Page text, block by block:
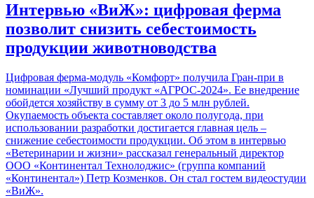
Интервью «ВиЖ»: цифровая ферма
позволит снизить себестоимость
продукции животноводства
Цифровая ферма-модуль «Комфорт» получила Гран-при в
номинации «Лучший продукт «АГРОС-2024». Ее внедрение
обойдется хозяйству в сумму от 3 до 5 млн рублей.
Окупаемость объекта составляет около полугода, при
использовании разработки достигается главная цель –
снижение себестоимости продукции. Об этом в интервью
«Ветеринарии и жизни» рассказал генеральный директор
ООО «Континентал Технолоджис» (группа компаний
«Континентал») Петр Козменков. Он стал гостем видеостудии
«ВиЖ».